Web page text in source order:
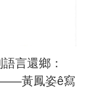
言還鄉：
——黃鳳姿ê寫